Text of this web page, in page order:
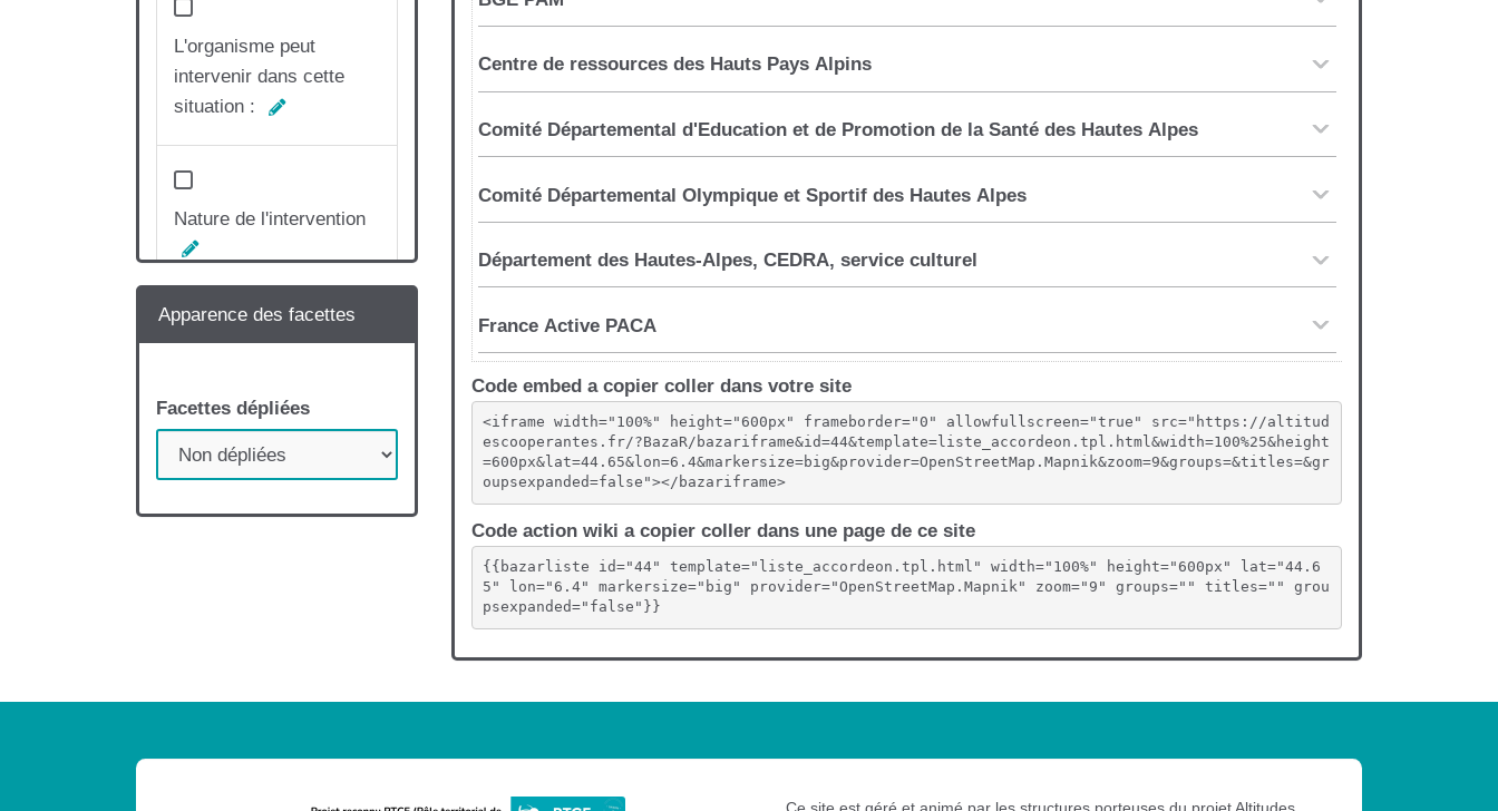
L'organisme peut
intervenir dans cette
situation :
Nature de l'intervention
l'accompagnement
Nombre de fois où il est
accompagné
Apparence des facettes
Facettes dépliées
Code embed a copier coller dans votre site
<iframe width="100%" height="600px" frameborder="0" allowfullscreen="true" src="https://altitud
escooperantes.fr/?BazaR/bazariframe&id=44&template=liste_accordeon.tpl.html&width=100%25&height
=600px&lat=44.65&lon=6.4&markersize=big&provider=OpenStreetMap.Mapnik&zoom=9&groups=&titles=&gr
oupsexpanded=false"></bazariframe>
Code action wiki a copier coller dans une page de ce site
{{bazarliste id="44" template="liste_accordeon.tpl.html" width="100%" height="600px" lat="44.6
5" lon="6.4" markersize="big" provider="OpenStreetMap.Mapnik" zoom="9" groups="" titles="" grou
psexpanded="false"}}